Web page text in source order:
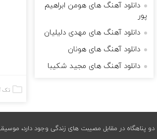
تک
دانلود آهنگ های هومن ابراهیم
پور
دانلود آهنگ های مهدی دلیلیان
دانلود آهنگ های هونان
دانلود آهنگ های مجید شکیبا
دو پناهگاه در مقابل مصیبت های زندگی وجود دارد،